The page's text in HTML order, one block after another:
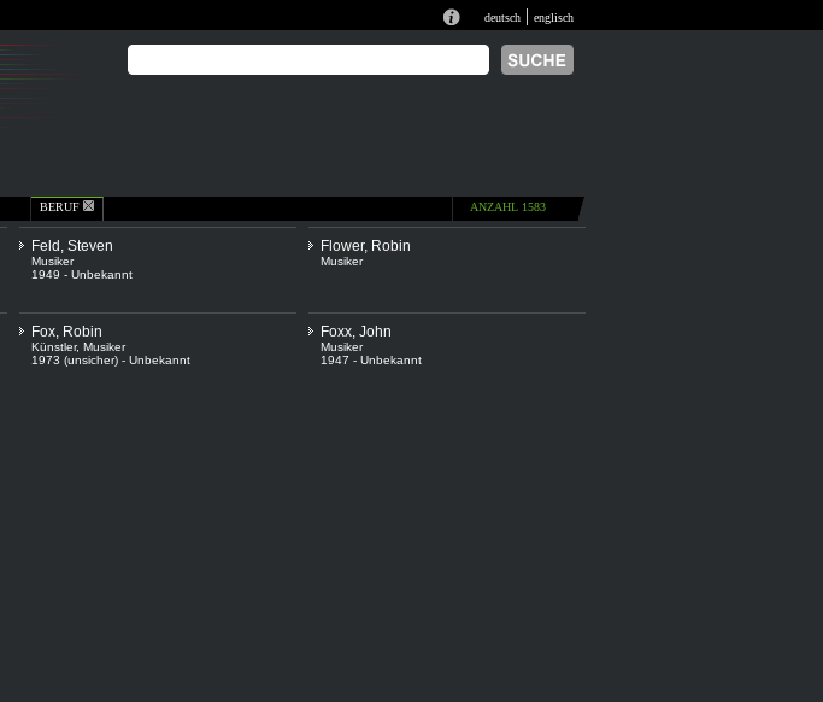
deutsch | englisch
BERUF ANZAHL 1583
Feld, Steven
Musiker
1949 - Unbekannt
Flower, Robin
Musiker
Fox, Robin
Künstler, Musiker
1973 (unsicher) - Unbekannt
Foxx, John
Musiker
1947 - Unbekannt